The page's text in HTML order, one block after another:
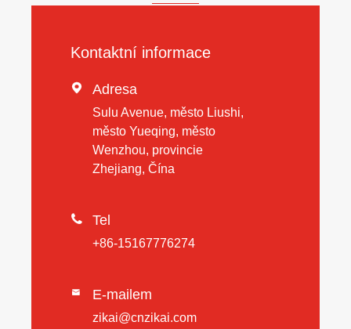
Kontaktní informace
 Adresa
Sulu Avenue, město Liushi,
město Yueqing, město
Wenzhou, provincie
Zhejiang, Čína
 Tel
+86-15167776274
 E-mailem
zikai@cnzikai.com